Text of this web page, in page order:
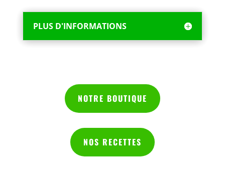
PLUS D'INFORMATIONS
NOTRE BOUTIQUE
NOS RECETTES